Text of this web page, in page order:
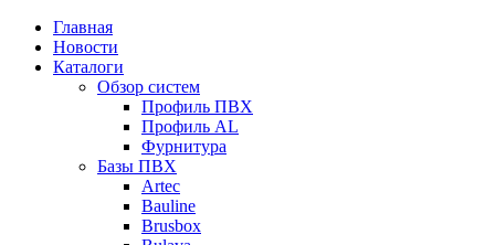
Главная
Новости
Каталоги
Обзор систем
Профиль ПВХ
Профиль AL
Фурнитура
Базы ПВХ
Artec
Bauline
Brusbox